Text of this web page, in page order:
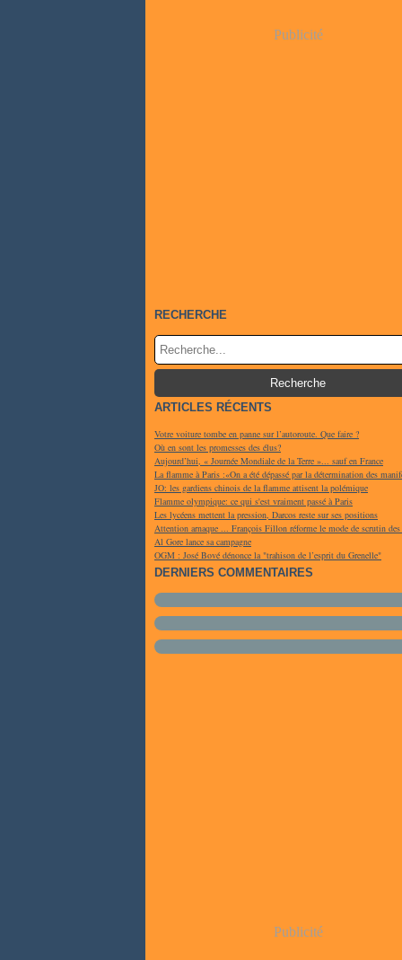
Publicité
RECHERCHE
ARTICLES RÉCENTS
Votre voiture tombe en panne sur l’autoroute. Que faire ?
Où en sont les promesses des élus?
Aujourd’hui, « Journée Mondiale de la Terre »... sauf en France
La flamme à Paris :«On a été dépassé par la détermination des
JO: les gardiens chinois de la flamme attisent la polémique
Flamme olympique: ce qui s'est vraiment passé à Paris
Les lycéens mettent la pression, Darcos reste sur ses positions
Attention arnaque ... François Fillon réforme le mode de scrutin des
Al Gore lance sa campagne
OGM : José Bové dénonce la "trahison de l’esprit du Grenelle"
DERNIERS COMMENTAIRES
Publicité